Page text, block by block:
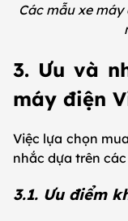
Các mẫu xe
3. Ưu và
máy điện
Việc lựa chọn
nhắc dựa trên
3.1. Ưu điểm